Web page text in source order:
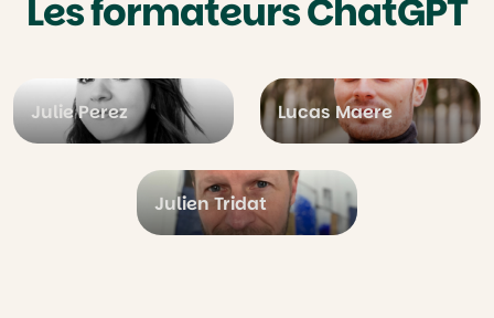
Les formateurs ChatGPT
Julie Perez Lucas Maere
Julien Tridat